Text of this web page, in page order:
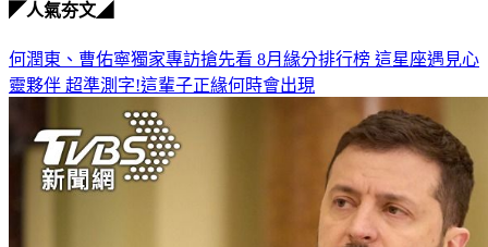
◤人氣夯文◢
何潤東、曹佑寧獨家專訪搶先看 8月緣分排行榜 這星座遇見心
靈夥伴 超準測字!這輩子正緣何時會出現